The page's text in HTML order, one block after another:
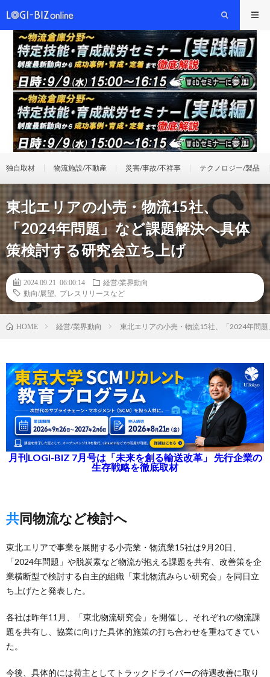
独自取材 物流施設/不動産 災害/事故/不祥事 テクノロジー/製品
東北エリアの小売・物流15社、
「2024年問題」など課題解決へ具体
策検討する研究会立ち上げ
2024.09.21 06:00:14
経営/業界動向
動向/展望
プレスリリースなど
HOME 経営/業界動向 東北エリアの小売・物流15社、「2024年問
月刊LOGI-BIZ 7月号は「未来を創る輸送改革」 先行企業の
生存戦略を徹底取材
共同物流など検討へ
東北エリアで事業を展開する小売業・物流業15社は9月20日、
「2024年問題」や脱炭素など物流が抱える課題を共有、改善策を企
業横断型で検討する自主的組織「東北物流みらい研究会」を同日立
ち上げたと発表した。
各社は昨年11月、「東北物流研究会」を開催し、それぞれの物流課
題を共有し、協業に向けた具体的施策の打ち合わせを重ねてきてい
た。
今後、具体的には荷主としてトラックドライバーの待遇改善に取り